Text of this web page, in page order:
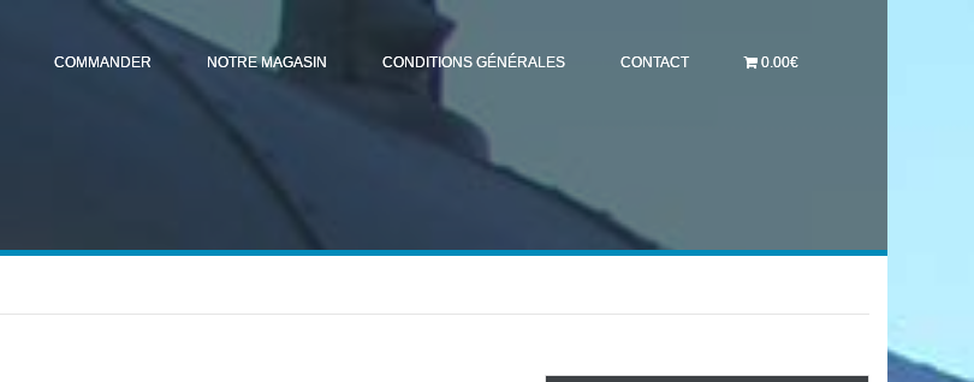
COMMANDER NOTRE MAGASIN CONDITIONS GÉNÉRALES CONTACT 0.00€